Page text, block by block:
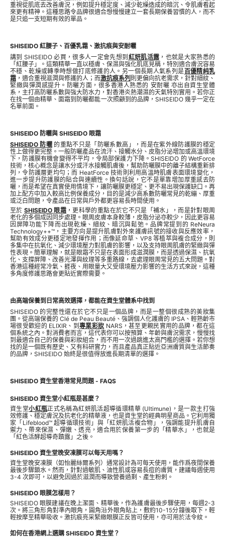
重視從肌底去改善膚況，例如提升穩定度、減少乾燥造成的暗沉、令肌膚看起
來更有精神。這種思路令品牌很適合想慢慢建立一套長期保養習慣的人，而不
是只追一支短期有效的單品。
SHISEIDO 紅腰子、百優乳霜、激抗痕與安耐曬
講到 SHISEIDO 必買，很多人一定會先想到紅妍肌活露，也就是大家熟悉的
「紅腰子」。這類精華一直以穩膚、保濕與強化肌底見稱，特別適合膚況容易
不穩、乾燥或轉季時想做打底修護的人。另一個長期人氣系列是百優精純乳
霜 ，適合重視滋潤與修護的人；而激抗痕系列 則更偏向抗老需求，針對細紋、
緊緻與彈潤感提升。防曬方面，很多香港人熟悉的 安耐曬 亦出自資生堂體
系，主打高防曬系數與強大防水力，對香港炎熱潮濕的天氣特別實用。若你正
在找一個由精華、面霜到防曬都能一次照顧到的品牌，SHISEIDO 幾乎一定在
名單前面。
SHISEIDO 防曬與 SHISEIDO 眼霜
SHISEIDO 防曬 的重點不只是「防曬系數高」，而是在紫外線防護膜的穩定
性上做得更完整。一般防曬產品在流汗、接觸水分、皮脂分泌增加或高溫環境
下，防護膜有機會變得不平均，令局部保護力下降。SHISEIDO 的 WetForce
技術，核心概念是讓水分或汗水接觸肌膚後，幫助防曬膜中的離子結構重新排
列，令防護層更均勻；而 HeatForce 技術則利用高溫時肌膚表面環境變化，
進一步提升防護膜的貼合與連續性。換句話說，它不是單靠增加厚重感去防
曬，而是希望在真實使用情境下，讓防曬膜更穩定、更不易出現保護缺口。再
加上配方中加入較高比例保養成分，目的是減少高系數防曬常見的乾繃、厚重
或泛白問題，令產品在日常與戶外都更容易長時間使用。
至於SHISEIDO 眼霜 ，更科學的重點在於它不只是「補水」，而是針對眼周
老化的多個成因同步處理。眼周皮膚本身較薄，皮脂分泌亦較少，因此更容易
因屏障功能下降而出現乾燥、細紋、暗沉與鬆弛。品牌常提到的 ReNeura
Technology++™，主要方向是提升肌膚對外來護膚訊號的接收與反應效率，
幫助有效成分更穩定地發揮作用；而像延命草、VP8 等植萃與複合成分，則
多集中在抗氧化、減少環境壓力對肌膚的影響，以及支持眼周肌膚的緊緻與彈
性表現。簡單理解，就是眼霜不只是在表面形成滋潤膜，而是透過保濕、抗氧
化、支撐屏障、改善光澤與紋理等多重路線，去處理眼周常見的五大問題。對
香港這種經常冷氣、捱夜、用眼量大又受環境壓力影響的生活方式來說，這種
多角度修護思路會更貼近實際需要。
由高端保養到日常高效選擇，都能在資生堂體系中找到
SHISEIDO 的完整性還在於它不只是一個品牌，而是一整個很成熟的美妝集
團。從高端保養的 Clé de Peau Beauté、強調個人化護膚的 IPSA、輕熟齡市
場很受歡迎的 ELIXIR、到專業彩妝 NARS，甚至更親民實用的品牌，都在這
個系統之內。對消費者而言，這代表你可以按預算、年齡與膚況需求，慢慢找
到最適合自己的保養與彩妝組合，而不用一次過跳進太高門檻的選擇。若你想
找的是一個既有歷史、又有科研實力，而且產品真正貼近亞洲膚質與生活節奏
的品牌，SHISEIDO 始終是很值得放進長期清單的選擇。
SHISEIDO 資生堂香港常見問題 - FAQS
SHISEIDO 資生堂小紅瓶是甚麼？
資生堂小紅瓶正式名稱為紅妍肌活超導循環精華 (Ultimune)，是一款主打強
效修護、穩定膚況及抗老化的精華液，也是資生堂的經典明星商品。它利用獨
家「Lifeblood™ 超導循環技術」與「紅妍肌活複合物」，強調能提升肌膚自
禦力、帶來保濕、彈嫩、透亮，適合用於保養第一步的「精華水」，也就是
「紅色活酵超導奇蹟露」之後。
SHISEIDO 資生堂晚安凍膜可以每天用嗎？
資生堂晚安凍膜（如怡麗絲爾系列）通常設計為可每天使用，能作爲夜間保養
最後步驟鎖水。然而，針對過敏肌、油性肌或容易長痘的膚質，建議每週使用
3-4 次即可，以避免因過於滋潤而導致營養過剩、產生粉刺。
SHISEIDO 眼膜怎樣用？
SHISEIDO 眼膜建議在晚上潔面、精華後，作為護膚最後步驟使用，每週2-3
次。將三角形角對準內眼角，圓角沿外眼角貼上，敷約10-15分鐘後取下，輕
輕按摩至精華吸收。激抗痕亮采緊緻眼膜正反皆可使用，亦可用於法令紋。
如何在香港網上選購 SHISEIDO 資生堂？